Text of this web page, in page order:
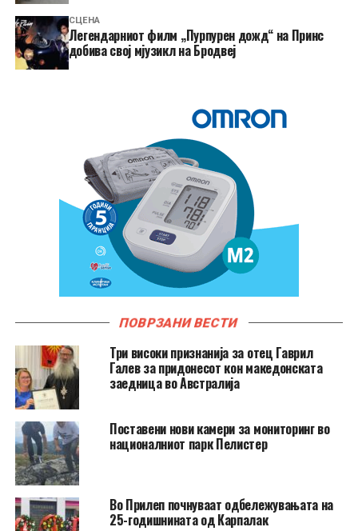
СЦЕНА
Легендарниот филм „Пурпурен дожд“ на Принс
добива свој мјузикл на Бродвеј
ПОВРЗАНИ ВЕСТИ
Три високи признанија за отец Гаврил
Галев за придонесот кон македонската
заедница во Австралија
Поставени нови камери за мониторинг во
националниот парк Пелистер
Во Прилеп почнуваат одбележувањата на
25-годишнината од Карпалак